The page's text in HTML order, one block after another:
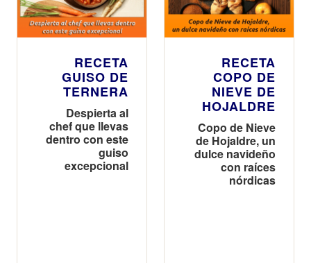
RECETA
GUISO DE
TERNERA
Despierta al
chef que llevas
dentro con este
guiso
excepcional
RECETA
COPO DE
NIEVE DE
HOJALDRE
Copo de Nieve
de Hojaldre, un
dulce navideño
con raíces
nórdicas